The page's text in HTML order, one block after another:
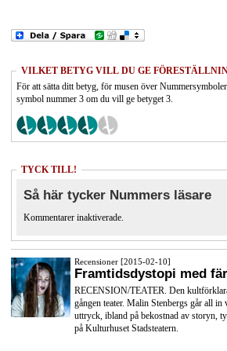
VILKET BETYG VILL DU GE
För att sätta ditt betyg, för musen över
symbol nummer 3 om du vill ge betyget 3.
TYCK TILL!
Så här tycker Nummers läsare
Kommentarer inaktiverade.
Recensioner [2015-02-10]
Framtidsdystopi med
RECENSION/TEATER. Den
gången teater. Malin Stenbergs går all
uttryck, ibland på bekostnad av storyn,
på Kulturhuset Stadsteatern.